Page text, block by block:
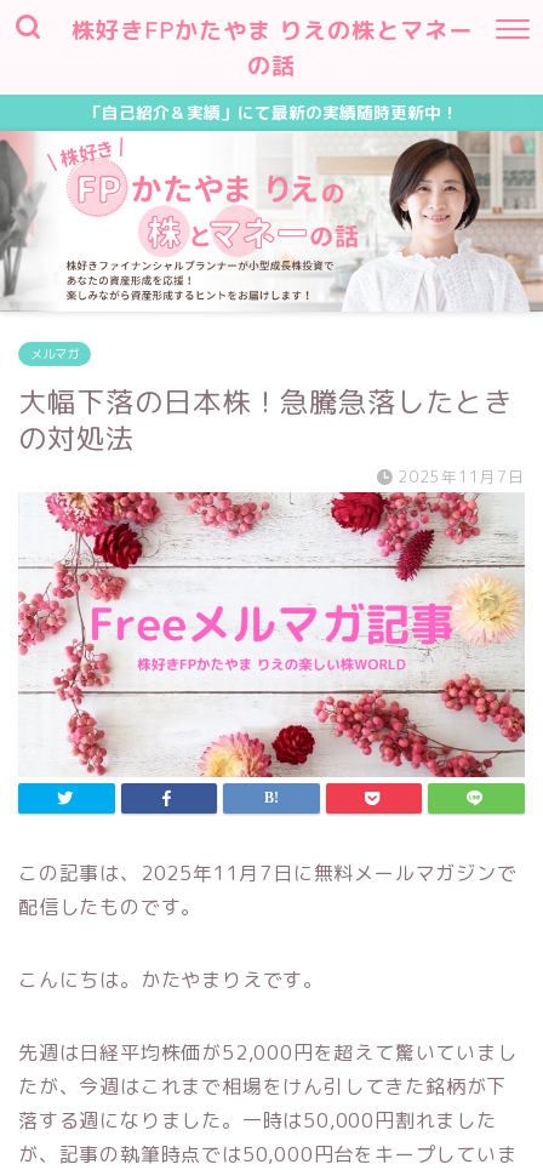
株好きFPかたやま りえの株とマネー
の話
「自己紹介＆実績」にて最新の実績随時更新中！
メルマガ
大幅下落の日本株！急騰急落したとき
の対処法
2025年11月7日
この記事は、2025年11月7日に無料メールマガジンで
配信したものです。
こんにちは。かたやまりえです。
先週は日経平均株価が52,000円を超えて驚いていまし
たが、今週はこれまで相場をけん引してきた銘柄が下
落する週になりました。一時は50,000円割れました
が、記事の執筆時点では50,000円台をキープしていま